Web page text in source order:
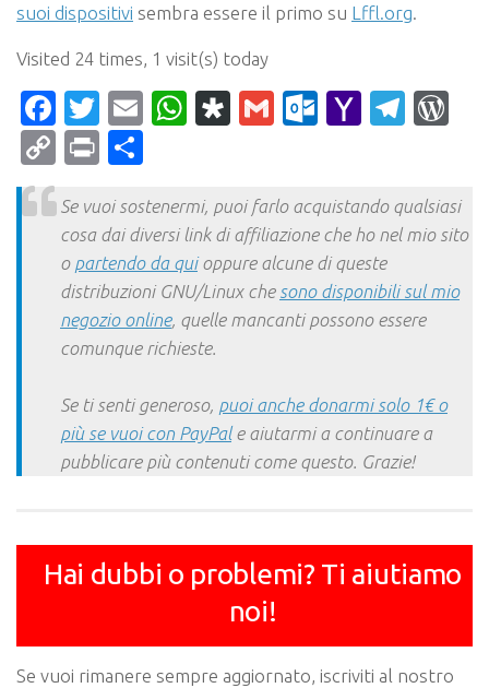
suoi dispositivi sembra essere il primo su Lffl.org
Visited 24 times, 1 visit(s) today
Facebook
Twitter
EmailWhatsApp
Diaspora
Gmail Yahoo
CopyPrint
Se vuoi sostenermi, puoi farlo acquistando qualsiasi
cosa dai diversi link di affiliazione che ho nel mio sito
o partendo da quioppure alcune di queste
distribuzioni GNU/Linux che sono disponibili sul mio
negozio online, quelle mancanti possono essere
comunque richieste.
Se ti senti generoso, puoi anche donarmi solo 1€ o
più se vuoi con PayPale aiutarmi a continuare a
pubblicare più contenuti come questo. Grazie!
Hai dubbi o problemi? Ti aiutiamo
noi!
Se vuoi rimanere sempre aggiornato, iscriviti al nostro